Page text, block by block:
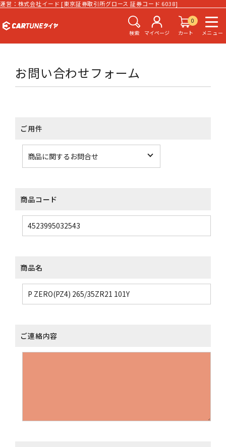
運営：株式会社イード [東京証券取引所グロース 証券コード 6038]
検索 マイページ
0
カート
メニュー
お問い合わせフォーム
ご用件
商品コード
商品名
ご連絡内容